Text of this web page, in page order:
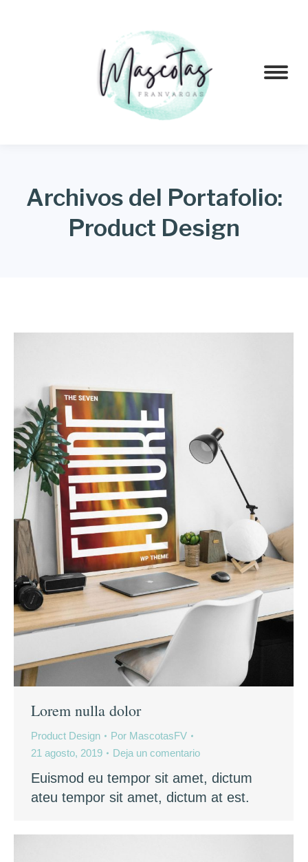
Archivos del Portafolio:
Product Design
Lorem nulla dolor
Product Design Por MascotasFV
21 agosto, 2019
Deja un comentario
Euismod eu tempor sit amet, dictum
ateu tempor sit amet, dictum at est.